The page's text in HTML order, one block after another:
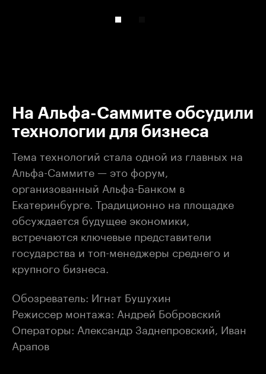
На Альфа-Саммите обсудили
технологии для бизнеса
Тема технологий стала одной из главных на
Альфа-Саммите — это форум,
организованный Альфа-Банком в
Екатеринбурге. Традиционно на площадке
обсуждается будущее экономики,
встречаются ключевые представители
государства и топ-менеджеры среднего и
крупного бизнеса.
Обозреватель: Игнат Бушухин
Режиссер монтажа: Андрей Бобровский
Операторы: Александр Заднепровский, Иван
Арапов